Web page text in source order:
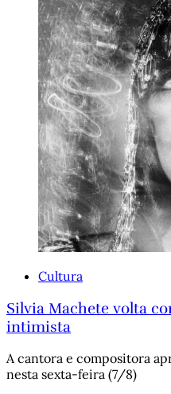
Cultura
Silvia Machete volta
intimista
A cantora e compositora
nesta sexta-feira (7/8)